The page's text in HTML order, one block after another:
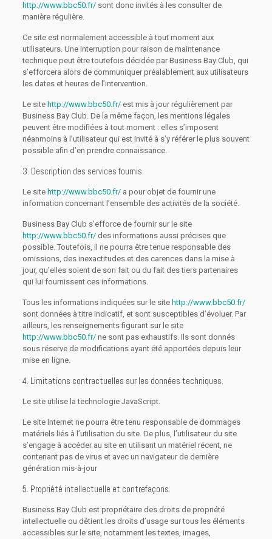
http://www.bbc50.fr/sont donc invités à les consulter de
manière régulière.
Ce site est normalement accessible à tout moment aux
utilisateurs. Une interruption pour raison de maintenance
technique peut être toutefois décidée par Business Bay Club, qui
s’efforcera alors de communiquer préalablement aux utilisateurs
les dates et heures de l’intervention.
Le site http://www.bbc50.fr/est mis à jour régulièrement par
Business Bay Club. De la même façon, les mentions légales
peuvent être modifiées à tout moment : elles s’imposent
néanmoins à l’utilisateur qui est invité à s’y référer le plus souvent
possible afin d’en prendre connaissance.
3. Description des services fournis.
Le site http://www.bbc50.fr/a pour objet de fournir une
information concernant l’ensemble des activités de la société.
Business Bay Club s’efforce de fournir sur le site
http://www.bbc50.fr/des informations aussi précises que
possible. Toutefois, il ne pourra être tenue responsable des
omissions, des inexactitudes et des carences dans la mise à
jour, qu’elles soient de son fait ou du fait des tiers partenaires
qui lui fournissent ces informations.
Tous les informations indiquées sur le site http://www.bbc50.fr/
sont données à titre indicatif, et sont susceptibles d’évoluer. Par
ailleurs, les renseignements figurant sur le site
http://www.bbc50.fr/ne sont pas exhaustifs. Ils sont donnés
sous réserve de modifications ayant été apportées depuis leur
mise en ligne.
4. Limitations contractuelles sur les données techniques.
Le site utilise la technologie JavaScript.
Le site Internet ne pourra être tenu responsable de dommages
matériels liés à l’utilisation du site. De plus, l’utilisateur du site
s’engage à accéder au site en utilisant un matériel récent, ne
contenant pas de virus et avec un navigateur de dernière
génération mis-à-jour
5. Propriété intellectuelle et contrefaçons.
Business Bay Club est propriétaire des droits de propriété
intellectuelle ou détient les droits d’usage sur tous les éléments
accessibles sur le site, notamment les textes, images,